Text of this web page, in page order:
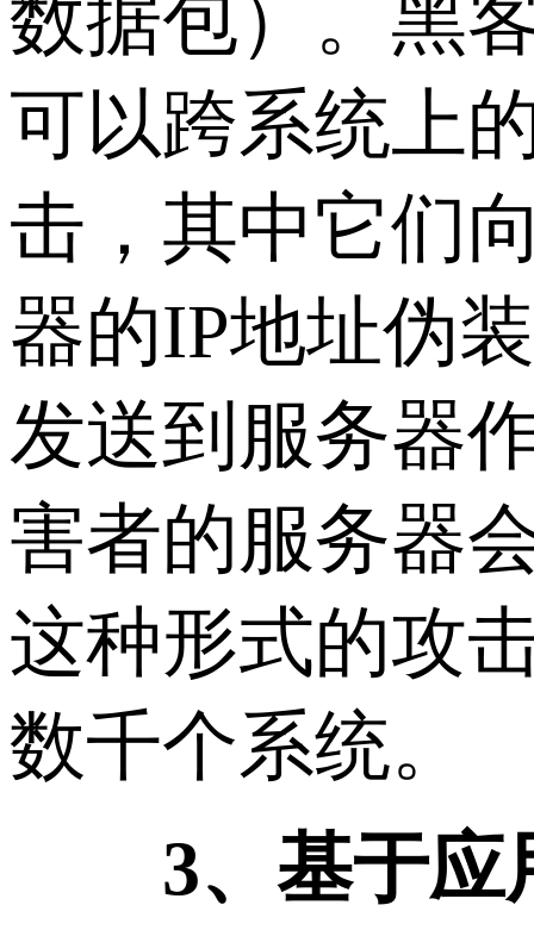
数据包）。黑
可以跨系统上
击，其中它们
器的IP地址伪
发送到服务器
害者的服务器
这种形式的攻
数千个系统。
3、基于应